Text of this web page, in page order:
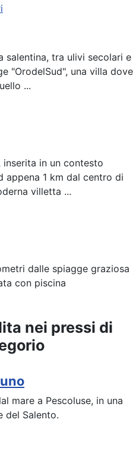
salentina, tra ulivi secolari e
"OrodelSud", una villa dove
...
inserita in un contesto
appena 1 km dal centro di
villetta ...
dalle spiagge graziosa
con piscina
nei pressi di
mare a Pescoluse, in una
del Salento.